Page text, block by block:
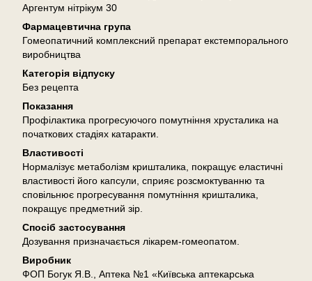
Аргентум нітрікум 30
Фармацевтична група
Гомеопатичний комплексний препарат екстемпорального
виробництва
Категорія відпуску
Без рецепта
Показання
Профілактика прогресуючого помутніння хрусталика на
початкових стадіях катаракти.
Властивості
Нормалізує метаболізм кришталика, покращує еластичні
властивості його капсули, сприяє розсмоктуванню та
сповільнює прогресування помутніння кришталика,
покращує предметний зір.
Спосіб застосування
Дозування призначається лікарем-гомеопатом.
Виробник
ФОП Богук Я.В., Аптека №1 «Київська аптекарська